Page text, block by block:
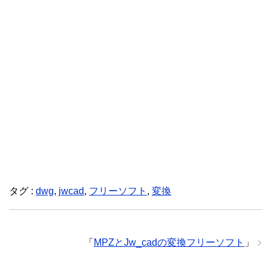
タグ : dwg, jwcad, フリーソフト , 変換
「 MPZとJw_cadの変換フリーソフト 」